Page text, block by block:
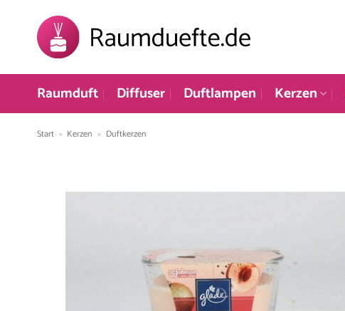
springen
Raumduft Diffuser Duftlampen Kerzen
Start » Kerzen » Duftkerzen